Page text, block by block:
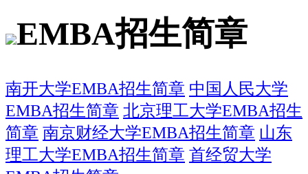
EMBA招生简章
南开大学EMBA招生简章 中国人民大学
EMBA招生简章 北京理工大学EMBA招生
简章 南京财经大学EMBA招生简章 山东
理工大学EMBA招生简章 首经贸大学